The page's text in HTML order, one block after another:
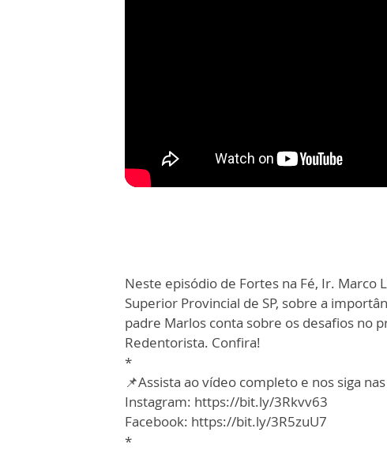
Neste episódio de Fortes na Fé, Ir. Marco
Superior Provincial de SP, sobre a
padre Marlos conta sobre os desafios no
Redentorista. Confira!
*
📌Assista ao vídeo completo e nos siga
Instagram: https://bit.ly/3Rkvv63
Facebook: https://bit.ly/3R5zuU7
*